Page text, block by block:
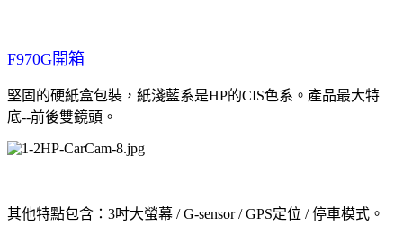
F970G開箱
堅固的硬紙盒包裝，紙淺藍系是HP的CIS色系。產品最大特
底--前後雙鏡頭。
其他特點包含：3吋大螢幕 / G-sensor / GPS定位 / 停車模式。